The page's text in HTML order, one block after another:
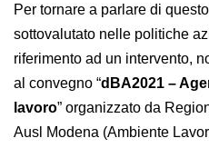
Per tornare a parlare di
volte sottovalutato nelle
fare riferimento ad un
ancora utile, al convegno “
luoghi di lavoro”